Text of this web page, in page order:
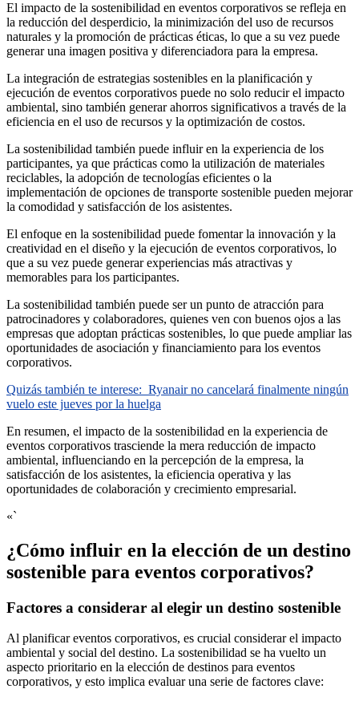
El impacto de la sostenibilidad en eventos corporativos se refleja en
la reducción del desperdicio, la minimización del uso de recursos
naturales y la promoción de prácticas éticas, lo que a su vez puede
generar una imagen positiva y diferenciadora para la empresa.
La integración de estrategias sostenibles en la planificación y
ejecución de eventos corporativos puede no solo reducir el impacto
ambiental, sino también generar ahorros significativos a través de la
eficiencia en el uso de recursos y la optimización de costos.
La sostenibilidad también puede influir en la experiencia de los
participantes, ya que prácticas como la utilización de materiales
reciclables, la adopción de tecnologías eficientes o la
implementación de opciones de transporte sostenible pueden mejorar
la comodidad y satisfacción de los asistentes.
El enfoque en la sostenibilidad puede fomentar la innovación y la
creatividad en el diseño y la ejecución de eventos corporativos, lo
que a su vez puede generar experiencias más atractivas y
memorables para los participantes.
La sostenibilidad también puede ser un punto de atracción para
patrocinadores y colaboradores, quienes ven con buenos ojos a las
empresas que adoptan prácticas sostenibles, lo que puede ampliar las
oportunidades de asociación y financiamiento para los eventos
corporativos.
Quizás también te interese: Ryanair no cancelará finalmente ningún
vuelo este jueves por la huelga
En resumen, el impacto de la sostenibilidad en la experiencia de
eventos corporativos trasciende la mera reducción de impacto
ambiental, influenciando en la percepción de la empresa, la
satisfacción de los asistentes, la eficiencia operativa y las
oportunidades de colaboración y crecimiento empresarial.
«`
¿Cómo influir en la elección de un destino
sostenible para eventos corporativos?
Factores a considerar al elegir un destino sostenible
Al planificar eventos corporativos, es crucial considerar el impacto
ambiental y social del destino. La sostenibilidad se ha vuelto un
aspecto prioritario en la elección de destinos para eventos
corporativos, y esto implica evaluar una serie de factores clave: